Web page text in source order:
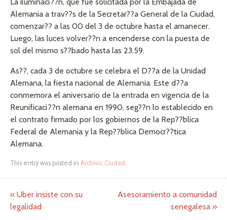
La iluminaci??n, que fue solicitada por la Embajada de
Alemania a trav??s de la Secretar??a General de la Ciudad,
comenzar?? a las 00 del 3 de octubre hasta el amanecer.
Luego, las luces volver??n a encenderse con la puesta de
sol del mismo s??bado hasta las 23:59.
As??, cada 3 de octubre se celebra el D??a de la Unidad
Alemana, la fiesta nacional de Alemania. Este d??a
conmemora el aniversario de la entrada en vigencia de la
Reunificaci??n alemana en 1990, seg??n lo establecido en
el contrato firmado por los gobiernos de la Rep??blica
Federal de Alemania y la Rep??blica Democr??tica
Alemana.
This entry was posted in Archivo, Ciudad .
Post navigation
« Uber insiste con su
legalidad
Asesoramiento a comunidad
senegalesa »